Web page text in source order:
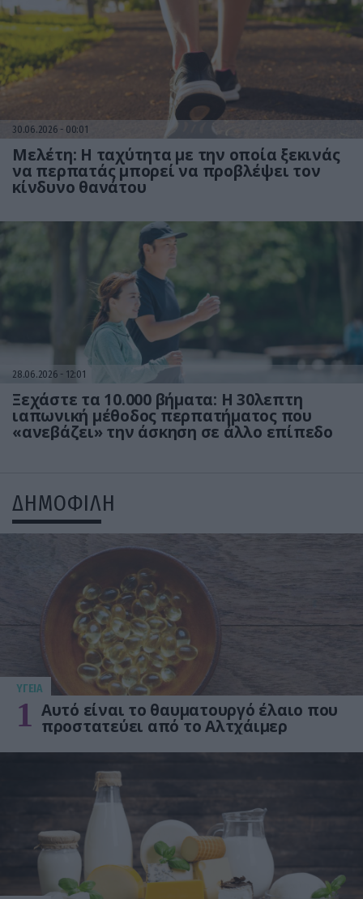
30.06.2026 00:01
Μελέτη: Η ταχύτητα με την οποία ξεκινάς
να περπατάς μπορεί να προβλέψει τον
κίνδυνο θανάτου
28.06.2026 12:01
Ξεχάστε τα 10.000 βήματα: Η 30λεπτη
ιαπωνική μέθοδος περπατήματος που
«ανεβάζει» την άσκηση σε άλλο επίπεδο
ΔΗΜΟΦΙΛΗ
ΥΓΕΙΑ
1 Αυτό είναι το θαυματουργό έλαιο που
προστατεύει από το Αλτχάιμερ